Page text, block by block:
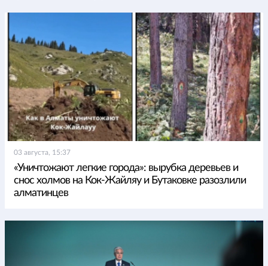
03 августа, 15:37
«Уничтожают легкие города»: вырубка деревьев и
снос холмов на Кок-Жайляу и Бутаковке разозлили
алматинцев